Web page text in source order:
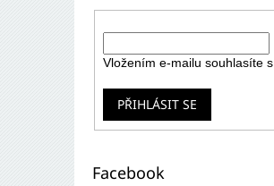
Vložením e-mailu souhlasíte s
PŘIHLÁSIT SE
Facebook